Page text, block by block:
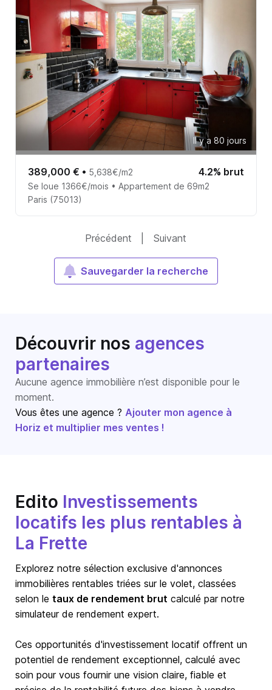
Il y a 80 jours
389,000 € • 5,638€/m2 4.2% brut
Se loue 1366€/mois • Appartement de 69m2
Paris (75013)
Précédent Suivant
Sauvegarder la recherche
Découvrir nos agences
partenaires
Aucune agence immobilière n’est disponible pour le
moment.
Vous êtes une agence ? Ajouter mon agence à
Horiz et multiplier mes ventes !
Edito Investissements
locatifs les plus rentables à
La Frette
Explorez notre sélection exclusive d'annonces
immobilières rentables triées sur le volet, classées
selon le taux de rendement brut calculé par notre
simulateur de rendement expert.
Ces opportunités d'investissement locatif offrent un
potentiel de rendement exceptionnel, calculé avec
soin pour vous fournir une vision claire, fiable et